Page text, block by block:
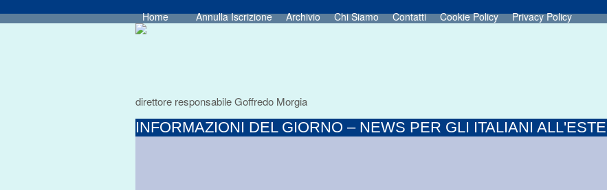
Home Annulla Iscrizione Archivio Chi Siamo Contatti Cookie Policy Privacy Policy
direttore responsabile Goffredo Morgia
INFORMAZIONI DEL GIORNO – NEWS PER GLI ITALIANI